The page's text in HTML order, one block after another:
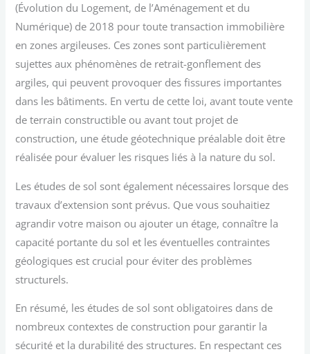
(Évolution du Logement, de l’Aménagement et du
Numérique) de 2018 pour toute transaction immobilière
en zones argileuses. Ces zones sont particulièrement
sujettes aux phénomènes de retrait-gonflement des
argiles, qui peuvent provoquer des fissures importantes
dans les bâtiments. En vertu de cette loi, avant toute vente
de terrain constructible ou avant tout projet de
construction, une étude géotechnique préalable doit être
réalisée pour évaluer les risques liés à la nature du sol.
Les études de sol sont également nécessaires lorsque des
travaux d’extension sont prévus. Que vous souhaitiez
agrandir votre maison ou ajouter un étage, connaître la
capacité portante du sol et les éventuelles contraintes
géologiques est crucial pour éviter des problèmes
structurels.
En résumé, les études de sol sont obligatoires dans de
nombreux contextes de construction pour garantir la
sécurité et la durabilité des structures. En respectant ces